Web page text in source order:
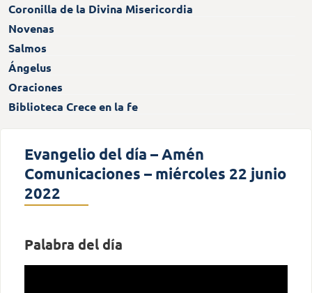
Coronilla de la Divina Misericordia
Novenas
Salmos
Ángelus
Oraciones
Biblioteca Crece en la fe
Evangelio del día – Amén
Comunicaciones – miércoles 22 junio
2022
Palabra del día